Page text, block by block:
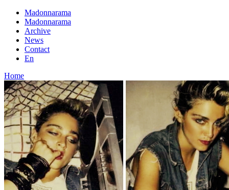
Madonnarama
Madonnarama
Archive
News
Contact
En
Home